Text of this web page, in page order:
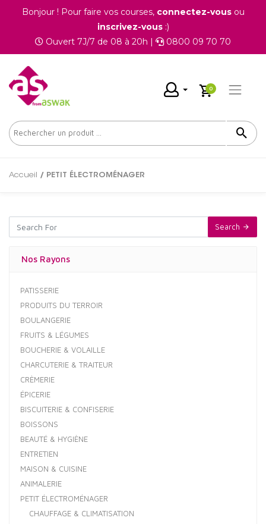
Bonjour ! Pour faire vos courses, connectez-vousou
inscrivez-vous:)
Ouvert 7J/7 de 08 à 20h |
0800 09 70 70
0
Accueil / PETIT ÉLECTROMÉNAGER
Search
Nos Rayons
PATISSERIE
PRODUITS DU TERROIR
BOULANGERIE
FRUITS & LÉGUMES
BOUCHERIE & VOLAILLE
CHARCUTERIE & TRAITEUR
CRÈMERIE
ÉPICERIE
BISCUITERIE & CONFISERIE
BOISSONS
BEAUTÉ & HYGIÈNE
ENTRETIEN
MAISON & CUISINE
ANIMALERIE
PETIT ÉLECTROMÉNAGER
CHAUFFAGE & CLIMATISATION